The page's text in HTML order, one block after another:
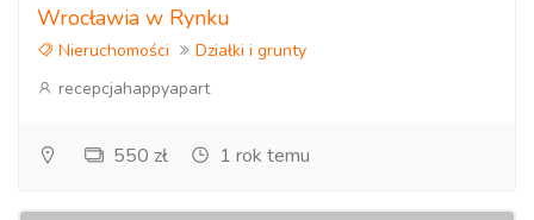
Wrocławia w Rynku
Nieruchomości
Działki i grunty
recepcjahappyapart
550 zł 1 rok temu